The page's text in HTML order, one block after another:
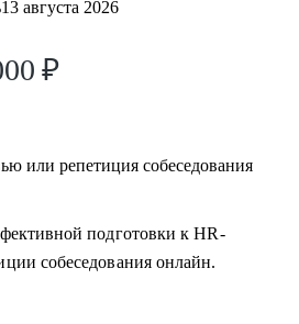
13 августа 2026
₽
или репетиция собеседования
подготовки к HR-
собеседования онлайн.